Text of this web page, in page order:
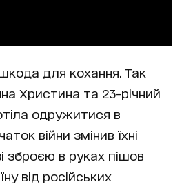
для кохання. Так
Христина та 23-річний
одружитися в
війни змінив їхні
зброєю в руках пішов
від російських